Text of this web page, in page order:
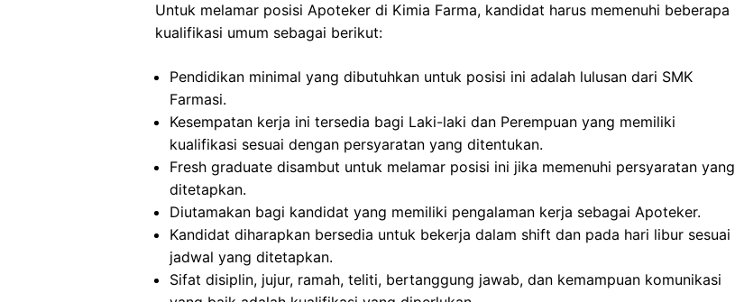
Untuk melamar posisi Apoteker di Kimia Farma, kandidat harus memenuhi beberapa
kualifikasi umum sebagai berikut:
Pendidikan minimal yang dibutuhkan untuk posisi ini adalah lulusan dari SMK
Farmasi.
Kesempatan kerja ini tersedia bagi Laki-laki dan Perempuan yang memiliki
kualifikasi sesuai dengan persyaratan yang ditentukan.
Fresh graduate disambut untuk melamar posisi ini jika memenuhi persyaratan yang
ditetapkan.
Diutamakan bagi kandidat yang memiliki pengalaman kerja sebagai Apoteker.
Kandidat diharapkan bersedia untuk bekerja dalam shift dan pada hari libur sesuai
jadwal yang ditetapkan.
Sifat disiplin, jujur, ramah, teliti, bertanggung jawab, dan kemampuan komunikasi